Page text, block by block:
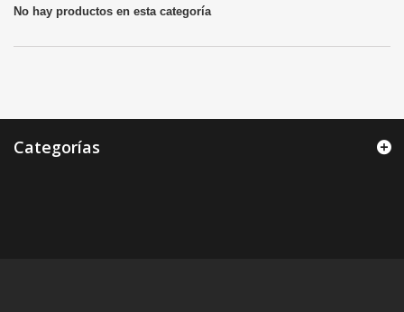
No hay productos en esta categoría
Categorías